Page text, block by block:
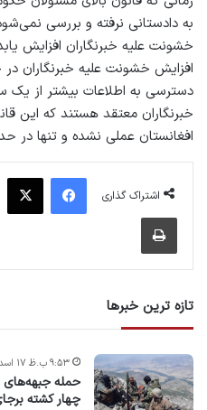
به دادستانی نرفته و بررسى
خشونت عليه خبرنگاران افزايش
افزايش خشونت عليه خبرنگاران
دسترسى به اطلاعات بيشتر از
خبرنگاران معتقد هستند که اين
افغانستان عملى نشده و تنها در
اشتراک گذاری
فیس بوک
تازه ترین خبرها
حمله جبهه‌های
چهار کشته
۹:۵۳ ب.ظ ۱۷ اسد ۱۴۰۵